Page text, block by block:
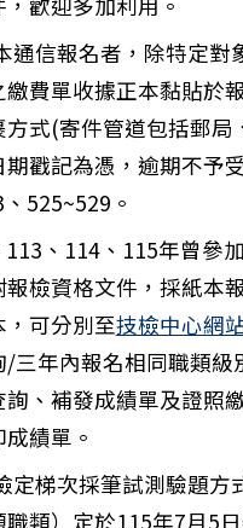
亞洲大學中亞聯大網
通信報名者，除特定
繳費單收據正本黏貼於
方式(寄件管道包括郵
期戳記為憑，逾期不予
525~529。
113、114、115年曾參
報檢資格文件，採紙本
可分別至技檢中心網
/三年內報名相同職類
詢、補發成績單及證照
績單。
定梯次採筆試測驗題
類）定於115年7月5日